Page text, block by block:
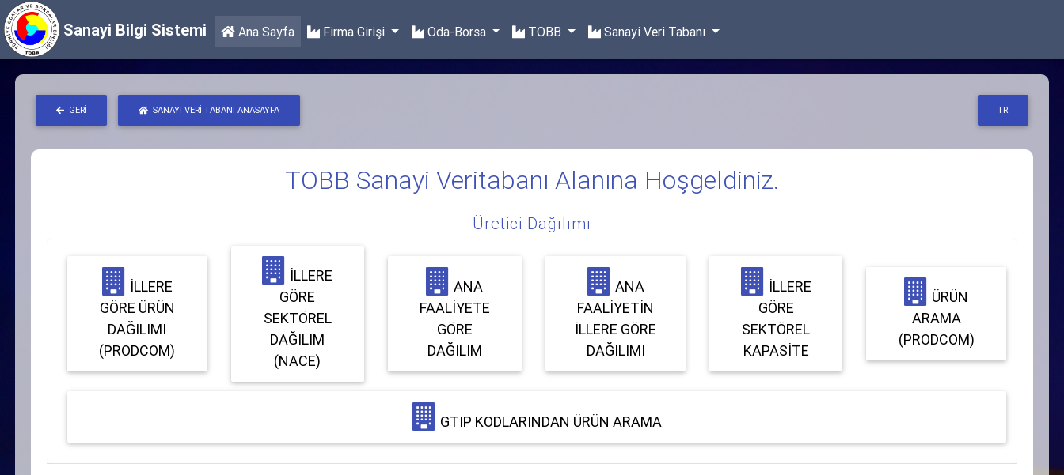
Sanayi Bilgi Sistemi Ana Sayfa Firma Girişi Oda-Borsa TOBB Sanayi Veri Tabanı
GERI SANAYI VERI TABANI ANASAYFA TR
TOBB Sanayi Veritabanı Alanına Hoşgeldiniz.
Üretici Dağılımı
İLLERE
GÖRE ÜRÜN
DAĞILIMI
(PRODCOM)
İLLERE
GÖRE
SEKTÖREL
DAĞILIM
(NACE)
ANA
FAALIYETE
GÖRE
DAĞILIM
ANA
FAALIYETIN
İLLERE GÖRE
DAĞILIMI
İLLERE
GÖRE
SEKTÖREL
KAPASITE
ÜRÜN
ARAMA
(PRODCOM)
GTIP KODLARINDAN ÜRÜN ARAMA